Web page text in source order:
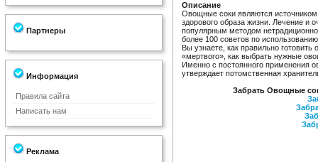
Партнеры
Информация
Правила сайта
Написать нам
Реклама
Описание
Овощные соки являются источником
здорового образа жизни. Лечение и
популярным методом
более 100 советов по
Вы узнаете, как правильно
«мертвого», как выбрать нужные
Именно с постоянного применения
утверждает потомственная
Забрать Овощные